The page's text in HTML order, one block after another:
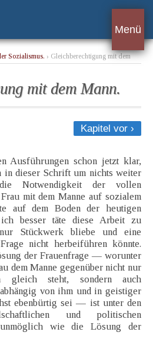
Menü
Sozialismus. › Gleichberechtigung mit dem
mit dem Mann.
Kapitel vor ›
Ausführungen schon jetzt klar,
in dieser Schrift um nichts weiter
Notwendigkeit der vollen
mit dem Manne auf sozialem
auf dem Boden der heutigen
ich besser täte diese Arbeit zu
Stückwerk bliebe und eine
nicht herbeiführen könnte.
der Frauenfrage — worunter
dem Manne gegenüber nicht nur
gleich steht, sondern auch
von ihm und in geistiger
ebenbürtig sei — ist unter den
und politischen
wie die Lösung der